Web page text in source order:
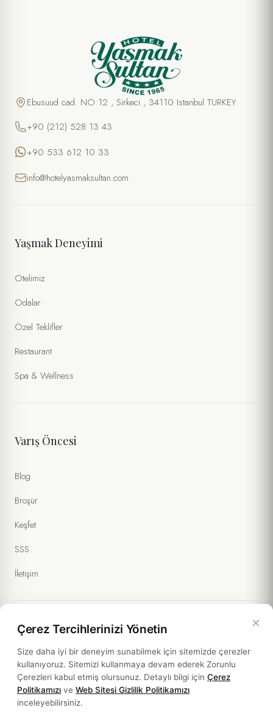
Ebusuud cad. NO:12 , Sirkeci , 34110 Istanbul TURKEY
+90 (212) 528 13 43
+90 533 612 10 33
info@hotelyasmaksultan.com
Yaşmak Deneyimi
Otelimiz
Odalar
Özel Teklifler
Restaurant
Spa & Wellness
Varış Öncesi
Blog
Broşür
Keşfet
SSS
İletişim
Yasal Bilgiler
Politikalar
Sürdürülebilirlik
×
Çerez Tercihlerinizi Yönetin
Size daha iyi bir deneyim sunabilmek için sitemizde çerezler
kullanıyoruz. Sitemizi kullanmaya devam ederek Zorunlu
Çerezleri kabul etmiş olursunuz. Detaylı bilgi için Çerez
Politikamızı ve Web Sitesi Gizlilik Politikamızı
inceleyebilirsiniz.